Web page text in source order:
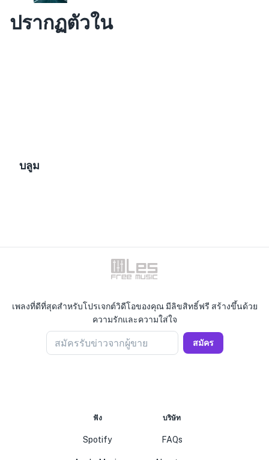
ปรากฏตัวใน
บลูม
เพลงที่ดีที่สุดสำหรับโปรเจกต์วิดีโอของคุณ มีลิขสิทธิ์ฟรี สร้างขึ้นด้วย
ความรักและความใส่ใจ
สมัครรับข่าวจากผู้ขาย สมัคร
ฟัง
Spotify
บริษัท
FAQs